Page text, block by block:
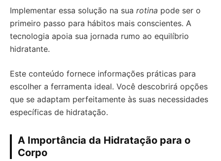
Implementar essa solução na sua rotina pode ser o
primeiro passo para hábitos mais conscientes. A
tecnologia apoia sua jornada rumo ao equilíbrio
hidratante.
Este conteúdo fornece informações práticas para
escolher a ferramenta ideal. Você descobrirá opções
que se adaptam perfeitamente às suas necessidades
específicas de hidratação.
A Importância da Hidratação para o
Corpo